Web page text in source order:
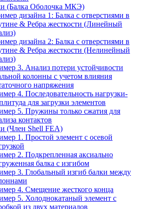
(Балка Оболочка МКЭ)
дизайна 1: Балка с отверстиями в
& Ребра жесткости (Линейный
дизайна 2: Балка с отверстиями в
& Ребра жесткости (Нелинейный
3. Анализ потери устойчивости
колонны с учетом влияния
напряжения
4. Последовательность нагрузки-
для загрузки элементов
5. Пружины только сжатия для
контактов
(Член Shell FEA)
1. Простой элемент с осевой
2. Подкрепленная аксиально
балка с изгибом
3. Глобальный изгиб балки между
4. Смещение жесткого конца
5. Холоднокатаный элемент с
из двух материалов